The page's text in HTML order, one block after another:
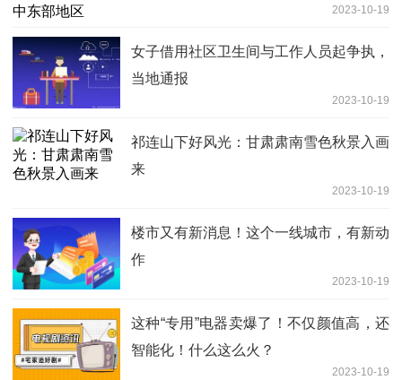
2023-10-19
女子借用社区卫生间与工作人员起争执，
当地通报
2023-10-19
祁连山下好风光：甘肃肃南雪色秋景入画
来
2023-10-19
楼市又有新消息！这个一线城市，有新动
作
2023-10-19
这种“专用”电器卖爆了！不仅颜值高，还
智能化！什么这么火？
2023-10-19